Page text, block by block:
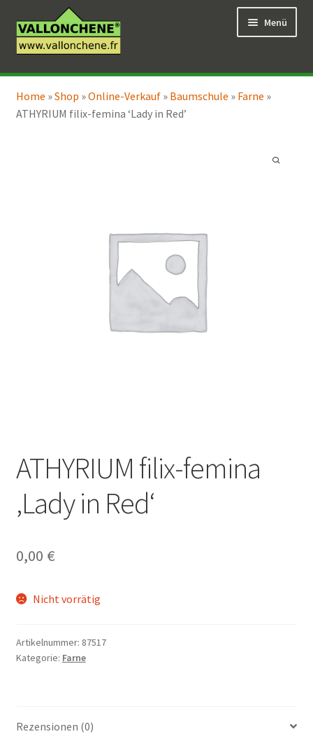
Navigation
springen
Inhalt
springen
Menü
Online-Verkauf
Coaching für den Garten
Home »Shop »Online-Verkauf» Baumschule » Farne »
ATHYRIUM filix-femina ‘Lady in Red’
ATHYRIUM filix-femina
‚Lady in Red‘
0,00 €
Nicht vorrätig
Artikelnummer: 87517
Kategorie: Farne
Rezensionen (0)